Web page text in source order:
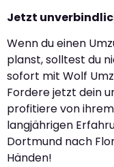
Jetzt
Wenn du einen
planst, solltest du
sofort mit Wolf
Fordere jetzt dein
profitiere von
langjährigen
Dortmund nach
Händen!